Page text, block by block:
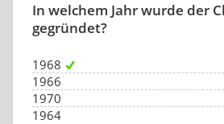
In welchem Jahr wurde der
gegründet?
1968
1966
1970
1964